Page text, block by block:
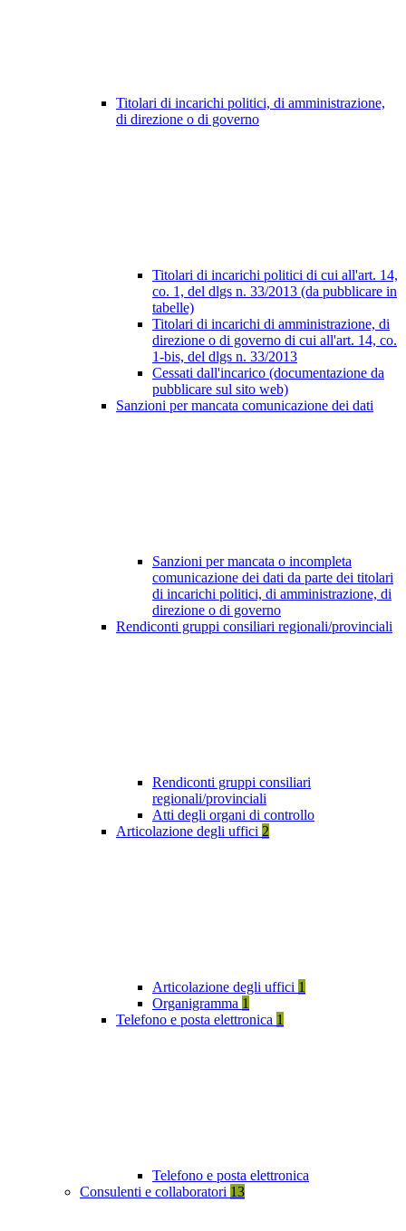
Titolari di incarichi politici, di amministrazione,
di direzione o di governo
Titolari di incarichi politici di cui all'art. 14,
co. 1, del dlgs n. 33/2013 (da pubblicare in
tabelle)
Titolari di incarichi di amministrazione, di
direzione o di governo di cui all'art. 14, co.
1-bis, del dlgs n. 33/2013
Cessati dall'incarico (documentazione da
pubblicare sul sito web)
Sanzioni per mancata comunicazione dei dati
Sanzioni per mancata o incompleta
comunicazione dei dati da parte dei titolari
di incarichi politici, di amministrazione, di
direzione o di governo
Rendiconti gruppi consiliari regionali/provinciali
Rendiconti gruppi consiliari
regionali/provinciali
Atti degli organi di controllo
Articolazione degli uffici 2
Articolazione degli uffici 1
Organigramma 1
Telefono e posta elettronica 1
Telefono e posta elettronica
Consulenti e collaboratori 13